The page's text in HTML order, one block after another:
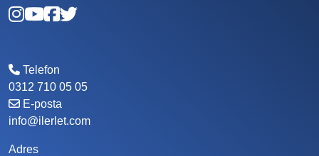
Telefon
0312 710 05 05
E-posta
info@ilerlet.com
Adres